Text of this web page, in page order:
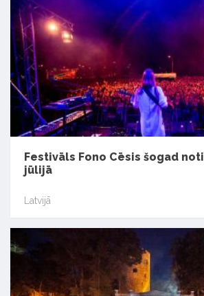
Festivāls Fono Cēsis šogad
jūlijā
Latvijā